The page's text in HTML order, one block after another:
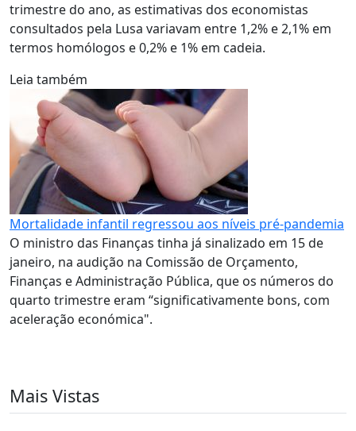
trimestre do ano, as estimativas dos economistas
consultados pela Lusa variavam entre 1,2% e 2,1% em
termos homólogos e 0,2% e 1% em cadeia.
Leia também
Mortalidade infantil regressou aos níveis pré-pandemia
O ministro das Finanças tinha já sinalizado em 15 de
janeiro, na audição na Comissão de Orçamento,
Finanças e Administração Pública, que os números do
quarto trimestre eram “significativamente bons, com
aceleração económica".
Mais Vistas